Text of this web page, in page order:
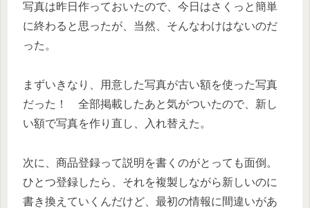
写真は昨日作っておいたので、今日はさくっと簡単
に終わると思ったが、当然、そんなわけはないのだ
った。
まずいきなり、用意した写真が古い額を使った写真
だった！ 全部掲載したあと気がついたので、新し
い額で写真を作り直し、入れ替えた。
次に、商品登録って説明を書くのがとっても面倒。
ひとつ登録したら、それを複製しながら新しいのに
書き換えていくんだけど、最初の情報に間違いがあ